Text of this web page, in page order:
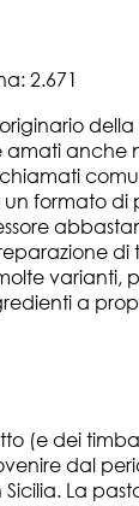
2.671
amati anche
un formato di
di
varianti,
a
(e dei
dal
La